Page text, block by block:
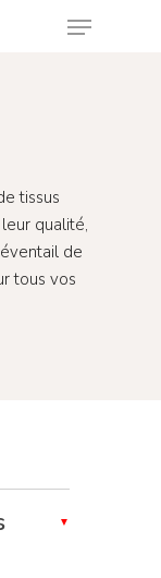
ESC
tissus
qualité,
de
tous vos